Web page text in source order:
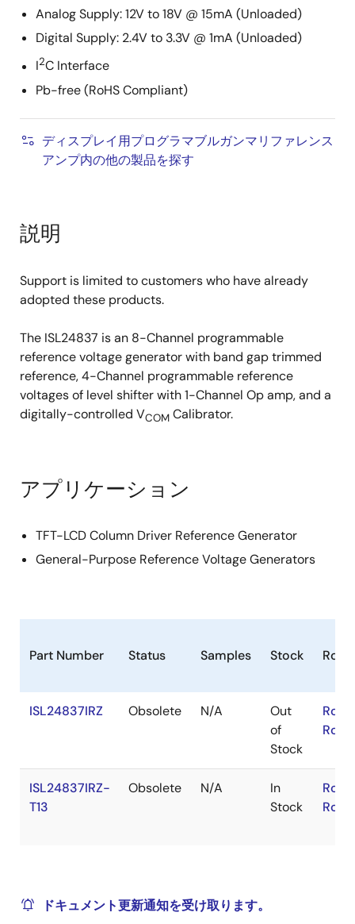
Analog Supply: 12V to 18V @ 15mA (Unloaded)
Digital Supply: 2.4V to 3.3V @ 1mA (Unloaded)
I2C Interface
Pb-free (RoHS Compliant)
ディスプレイ用プログラマブルガンマリファレンス
アンプ内の他の製品を探す
説明
Support is limited to customers who have already
adopted these products.
The ISL24837 is an 8-Channel programmable
reference voltage generator with band gap trimmed
reference, 4-Channel programmable reference
voltages of level shifter with 1-Channel Op amp, and a
digitally-controlled VCOM Calibrator.
アプリケーション
TFT-LCD Column Driver Reference Generator
General-Purpose Reference Voltage Generators
Part Number Status Samples Stock RoHS
ISL24837IRZ Obsolete N/A
Out
of
Stock
ISL24837IRZ-
T13
Obsolete N/A
In
Stock
ドキュメント更新通知を受け取ります。